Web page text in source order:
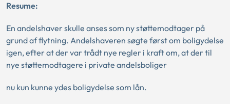
Resume:
En andelshaver skulle anses som ny støttemodtager på
grund af flytning. Andelshaveren søgte først om boligydelse
igen, efter at der var trådt nye regler i kraft om, at der til
nye støttemodtagere i private andelsboliger
nu kun kunne ydes boligydelse som lån.